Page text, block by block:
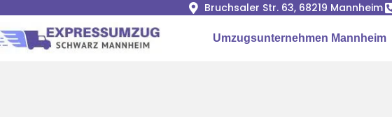
Bruchsaler Str. 63, 68219 Mannheim
Umzugsunternehmen Mannheim